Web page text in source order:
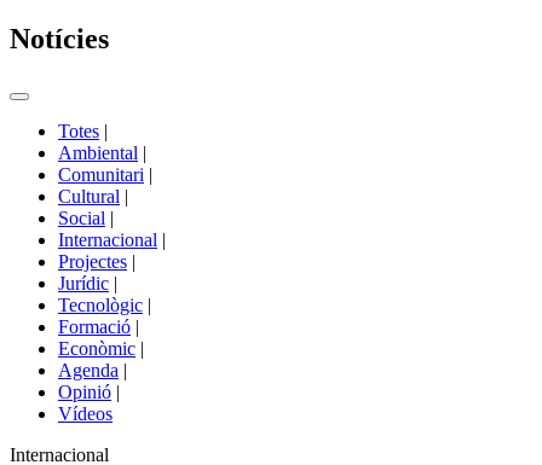
Notícies
Commutador
portals
Totes |
Ambiental |
Comunitari |
Cultural |
Social |
Internacional |
Projectes |
Jurídic |
Tecnològic |
Formació |
Econòmic |
Agenda |
Opinió |
Vídeos
Àmbit
Internacional